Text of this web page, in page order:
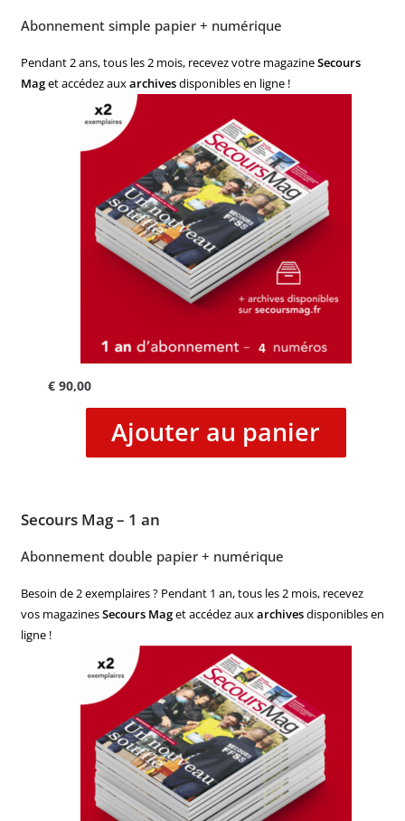
Abonnement simple papier + numérique
Pendant 2 ans, tous les 2 mois, recevez votre magazineSecours
Maget accédez auxarchivesdisponibles en ligne !
€90,00
Ajouter au panier
Secours Mag – 1 an
Abonnement double papier + numérique
Besoin de 2 exemplaires ? Pendant 1 an, tous les 2 mois, recevez
vos magazinesSecours Maget accédez auxarchivesdisponibles en
ligne !